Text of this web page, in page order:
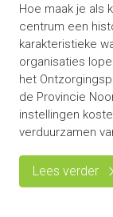
Hoe maak je als
centrum een
karakteristieke
organisaties
het
de Provincie
instellingen
verduurzamen
Lees verder